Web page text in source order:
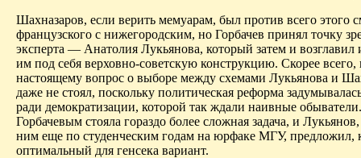
Шахназаров, если верить мемуарам, был против всего этого
французского с нижегородским, но Горбачев принял точку
эксперта — Анатолия Лукьянова, который затем и возглавил
им под себя верховно-советскую конструкцию. Скорее всего,
настоящему вопрос о выборе между схемами Лукьянова и
даже не стоял, поскольку политическая реформа
ради демократизации, которой так ждали наивные
Горбачевым стояла гораздо более сложная задача, и
ним еще по студенческим годам на юрфаке МГУ, предложил,
оптимальный для генсека вариант.